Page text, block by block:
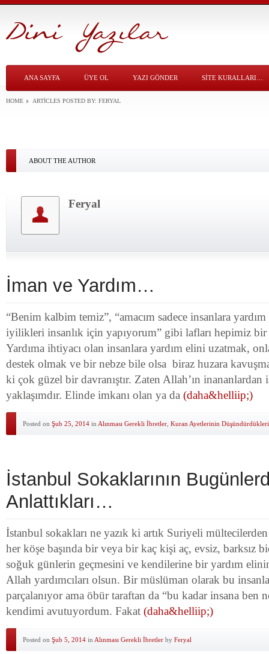
ANA SAYFA ÜYE OL YAZI GÖNDER SITE KURALLARI…
HOME ARTICLES POSTED BY: FERYAL
ABOUT THE AUTHOR
Feryal
İman ve Yardım…
“Benim kalbim temiz”, “amacım sadece insanlara
iyilikleri insanlık için yapıyorum” gibi lafları hepimiz
Yardıma ihtiyacı olan insanlara yardım elini uzatmak,
destek olmak ve bir nebze bile olsa biraz huzara
ki çok güzel bir davranıştır. Zaten Allah’ın inananlardan
yaklaşımdır. Elinde imkanı olan ya da (daha&helliip;)
Posted on Şub 25, 2014 in Alınması Gerekli İbretler Kuran Ayetlerinin Düşündürdükleri
İstanbul Sokaklarının
Anlattıkları…
İstanbul sokakları ne yazık ki artık Suriyeli
her köşe başında bir veya bir kaç kişi aç, evsiz, barksız
soğuk günlerin geçmesini ve kendilerine bir yardım
Allah yardımcıları olsun. Bir müslüman olarak bu
parçalanıyor ama öbür taraftan da “bu kadar insana ben
kendimi avutuyordum. Fakat (daha&helliip;)
Posted on Şub 5, 2014 in Alınması Gerekli İbretler by Feryal